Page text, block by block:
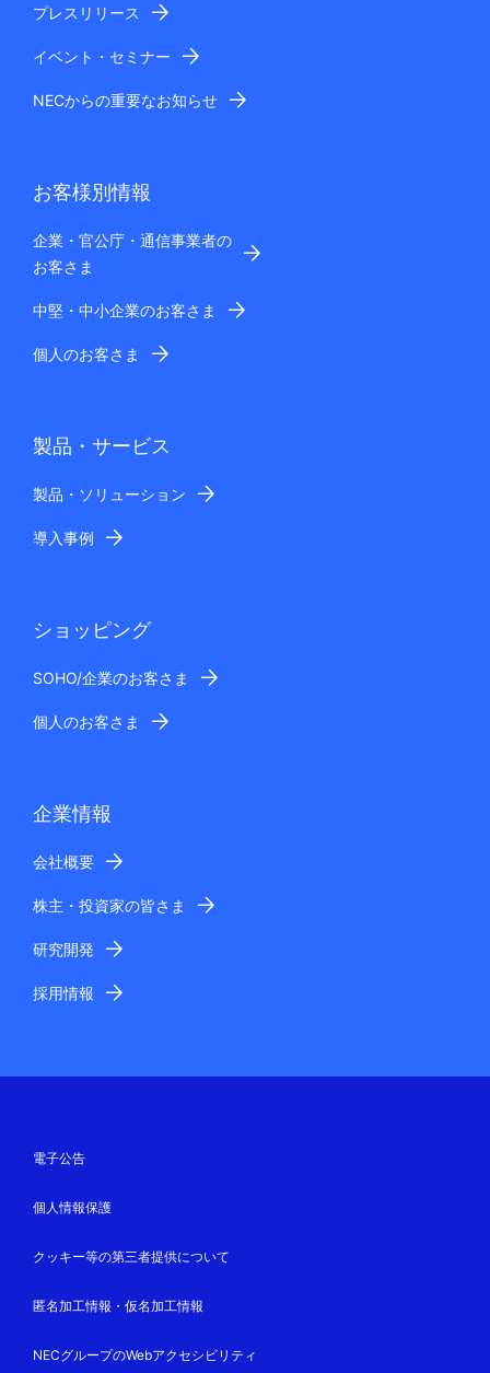
プレスリリース
イベント・セミナー
NECからの重要なお知らせ
お客様別情報
企業・官公庁・通信事業者の
お客さま
中堅・中小企業のお客さま
個人のお客さま
製品・サービス
製品・ソリューション
導入事例
ショッピング
SOHO/企業のお客さま
個人のお客さま
企業情報
会社概要
株主・投資家の皆さま
研究開発
採用情報
電子公告
個人情報保護
クッキー等の第三者提供について
匿名加工情報・仮名加工情報
NECグループのWebアクセシビリティ